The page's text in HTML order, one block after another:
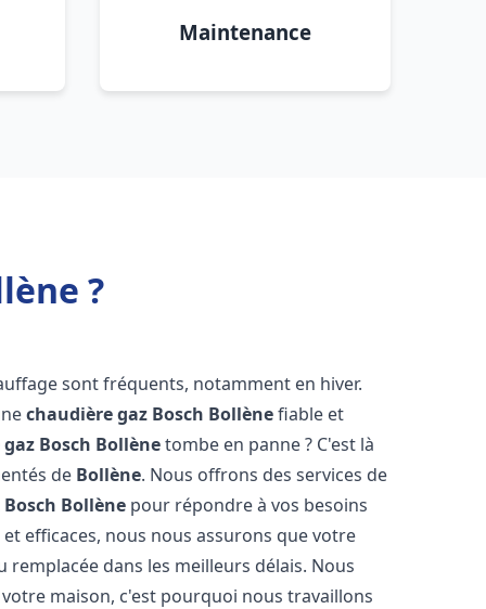
Maintenance
?
sont fréquents, notamment en hiver.
chaudière gaz Bosch Bollènefiable et
Bosch Bollènetombe en panne ? C'est là
de Bollène. Nous offrons des services de
Bollène pour répondre à vos besoins
efficaces, nous nous assurons que votre
remplacée dans les meilleurs délais. Nous
maison, c'est pourquoi nous travaillons